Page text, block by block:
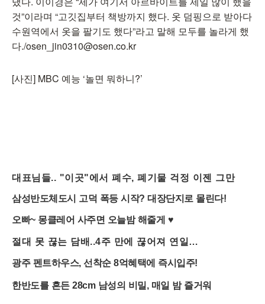
것”이라며 “고깃집부터 책방까지 했다. 옷 덤핑으로 받아다
수원역에서 옷을 팔기도 했다”라고 말해 모두를 놀라게 했
다./osen_jin0310@osen.co.kr
[사진] MBC 예능 ‘놀면 뭐하니?’